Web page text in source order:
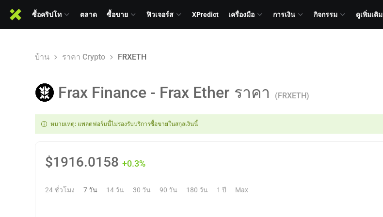
ซื้อคริปโท ตลาด ซื้อขาย ฟิวเจอร์ส XPredict เครื่องมือ การเงิน กิจกรรม ดูเพิ่มเติม
บ้าน ราคา Crypto FRXETH
Frax Finance - Frax Ether ราคา (FRXETH)
หมายเหตุ: แพลตฟอร์มนี้ไม่รองรับบริการซื้อขายในสกุลเงินนี้
$1916.0158 +0.3%
24 ชั่วโมง 7 วัน 14 วัน 30 วัน 90 วัน 180 วัน 1 ปี Max